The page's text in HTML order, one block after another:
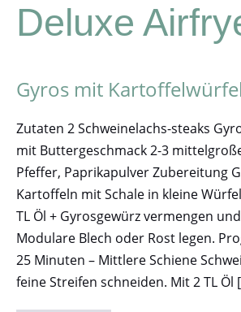
Deluxe
Gyros mit Kartoffelwürfel
Zutaten 2 Schweinelachs-steaks
mit Buttergeschmack 2-3
Pfeffer, Paprikapulver Zubereitung
Kartoffeln mit Schale in kleine
TL Öl + Gyrosgewürz vermengen
Modulare Blech oder Rost legen.
25 Minuten – Mittlere Schiene
feine Streifen schneiden. Mit 2 TL Öl